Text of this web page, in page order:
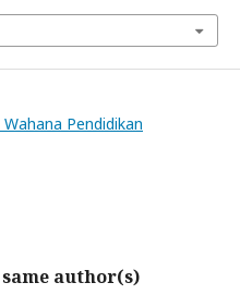
Pendidikan
author(s)